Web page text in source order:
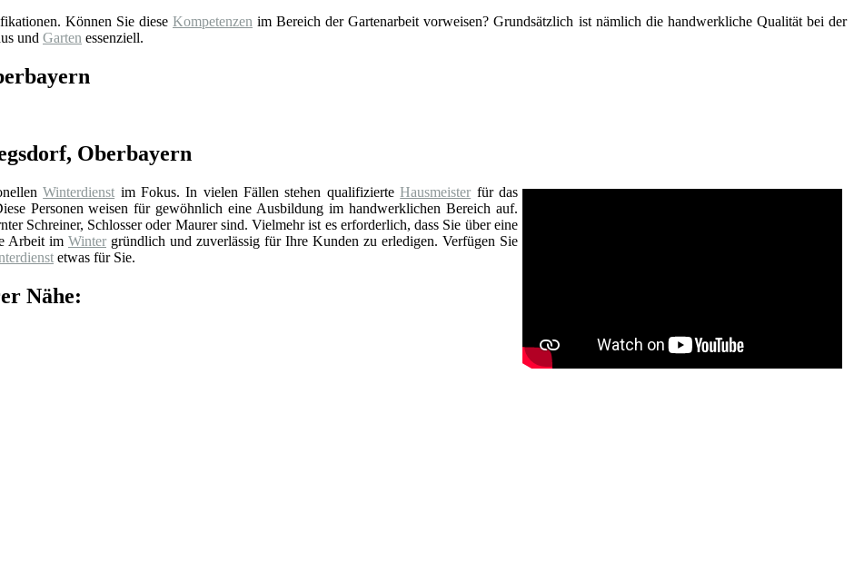
Können Sie diese Kompetenzen im Bereich der Gartenarbeit vorweisen? Grundsätzlich ist nämlich die handwerkliche Qualität bei der
und Garten essenziell.
Oberbayern
Winterdienst im Fokus. In vielen Fällen stehen qualifizierteHausmeister für das
Personen weisen für gewöhnlich eine Ausbildung im handwerklichen Bereich auf.
Schreiner, Schlosser oder Maurer sind. Vielmehr ist es erforderlich, dass Sie über eine
Arbeit im Winter gründlich und zuverlässig für Ihre Kunden zu erledigen. Verfügen Sie
etwas für Sie.
Nähe: